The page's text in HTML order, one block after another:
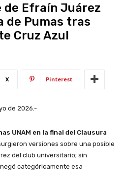
de Efraín Juárez
de Pumas tras
Cruz Azul
X Pinterest
de 2026.-
UNAM en la final del Clausura
versiones sobre una posible
del club universitario; sin
categóricamente esa